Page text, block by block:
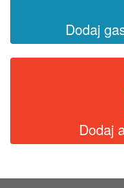
Dodaj
Dodaj